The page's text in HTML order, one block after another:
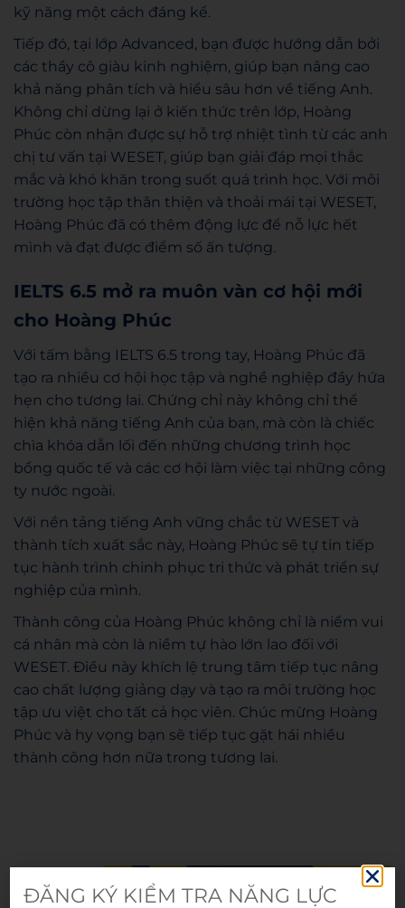
kỹ năng một cách đáng kể.
Tiếp đó, tại lớp Advanced, bạn được hướng dẫn bởi
các thầy cô giàu kinh nghiệm, giúp bạn nâng cao
khả năng phân tích và hiểu sâu hơn về tiếng Anh.
Không chỉ dừng lại ở kiến thức trên lớp, Hoàng
Phúc còn nhận được sự hỗ trợ nhiệt tình từ các anh
chị tư vấn tại WESET, giúp bạn giải đáp mọi thắc
mắc và khó khăn trong suốt quá trình học. Với môi
trường học tập thân thiện và thoải mái tại WESET,
Hoàng Phúc đã có thêm động lực để nỗ lực hết
mình và đạt được điểm số ấn tượng.
IELTS 6.5 mở ra muôn vàn cơ hội mới
cho Hoàng Phúc
Với tấm bằng IELTS 6.5 trong tay, Hoàng Phúc đã
tạo ra nhiều cơ hội học tập và nghề nghiệp đầy hứa
hẹn cho tương lai. Chứng chỉ này không chỉ thể
hiện khả năng tiếng Anh của bạn, mà còn là chiếc
chìa khóa dẫn lối đến những chương trình học
bổng quốc tế và các cơ hội làm việc tại những công
ty nước ngoài.
Với nền tảng tiếng Anh vững chắc từ WESET và
thành tích xuất sắc này, Hoàng Phúc sẽ tự tin tiếp
tục hành trình chinh phục tri thức và phát triển sự
nghiệp của mình.
Thành công của Hoàng Phúc không chỉ là niềm vui
cá nhân mà còn là niềm tự hào lớn lao đối với
WESET. Điều này khích lệ trung tâm tiếp tục nâng
cao chất lượng giảng dạy và tạo ra môi trường học
tập ưu việt cho tất cả học viên. Chúc mừng Hoàng
Phúc và hy vọng bạn sẽ tiếp tục gặt hái nhiều
thành công hơn nữa trong tương lai.
ĐĂNG KÝ KIỂM TRA NĂNG LỰC